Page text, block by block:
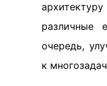
различные
очередь,
к